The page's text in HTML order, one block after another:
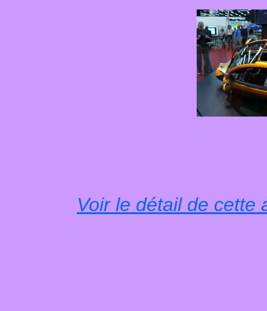
Voir le détail de cette